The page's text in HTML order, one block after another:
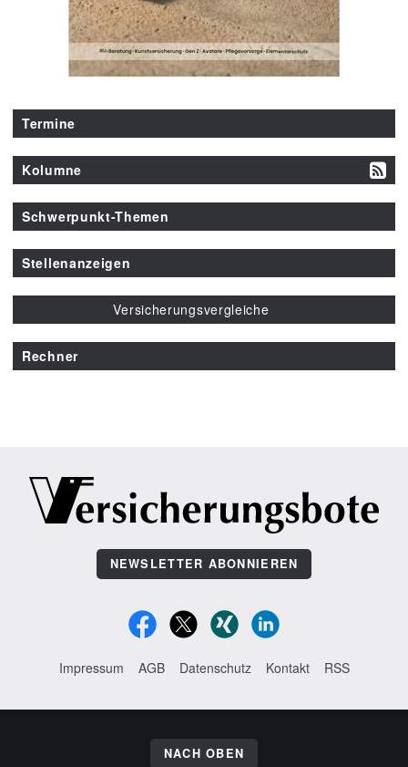
Termine
Kolumne
Schwerpunkt-Themen
Stellenanzeigen
Versicherungsvergleiche
Rechner
NEWSLETTER ABONNIEREN
Impressum AGB Datenschutz Kontakt RSS
NACH OBEN